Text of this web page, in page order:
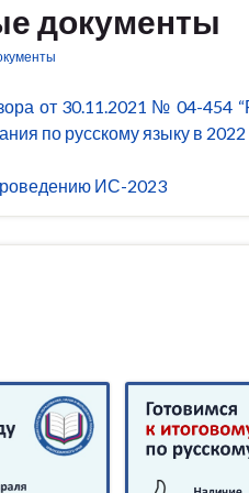
документы
от 30.11.2021 № 04-454
по русскому языку в 2022
ИС-2023